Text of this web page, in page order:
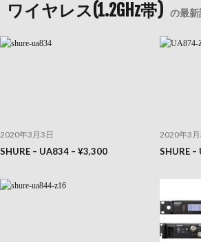
ワイヤレス(1.2GHz帯) の最
2020年3月3日
SHURE – UA834 – ¥3,300
2020年3
SHURE